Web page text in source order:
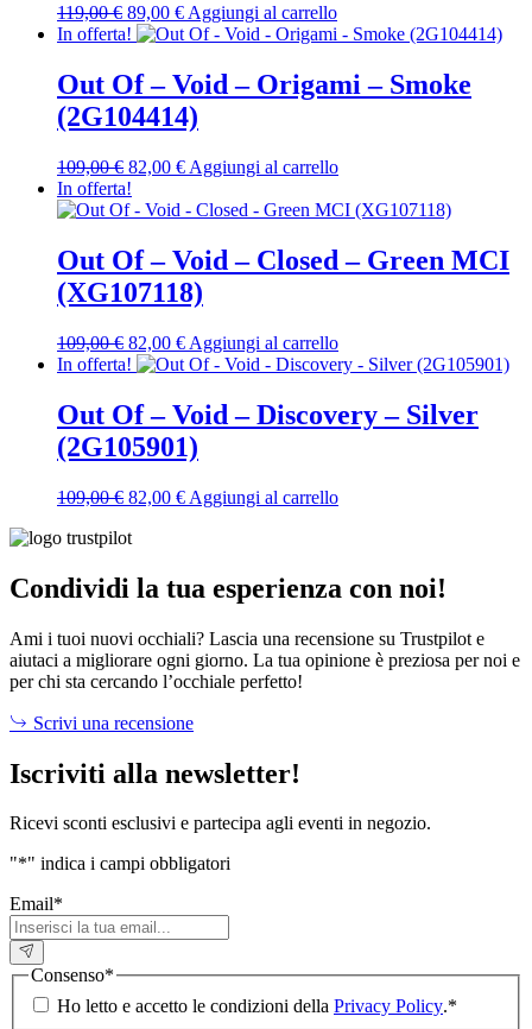
119,00€ Il
prezzo
era:
119,00 €.
89,00 €Il
prezzo
è:
89,00 €.
Aggiungi al carrello
In offerta!
Out Of – Void – Origami – Smoke
(2G104414)
109,00€ Il
prezzo
originale
109,00 €.
82,00 €Il
attuale
82,00 €.
Aggiungi al carrello
In offerta!
Out Of – Void – Closed – Green MCI
(XG107118)
109,00€ Il
prezzo
era:
109,00 €.
82,00 €Il
prezzo
è:
82,00 €.
Aggiungi al carrello
In offerta!
Out Of – Void – Discovery – Silver
(2G105901)
109,00€ Il
originale
109,00 €.
82,00 €Il
82,00 €.
Aggiungi al carrello
Condividi la tua esperienza con noi!
Ami i tuoi nuovi occhiali? Lascia una recensione su Trustpilot e
aiutaci a migliorare ogni giorno. La tua opinione è preziosa per noi e
per chi sta cercando l’occhiale perfetto!
Scrivi una recensione
Iscriviti alla newsletter!
Ricevi sconti esclusivi e partecipa agli eventi in negozio.
"*" indica i campi obbligatori
Email*
Consenso*
Ho letto e accetto le condizioni della Privacy Policy.*